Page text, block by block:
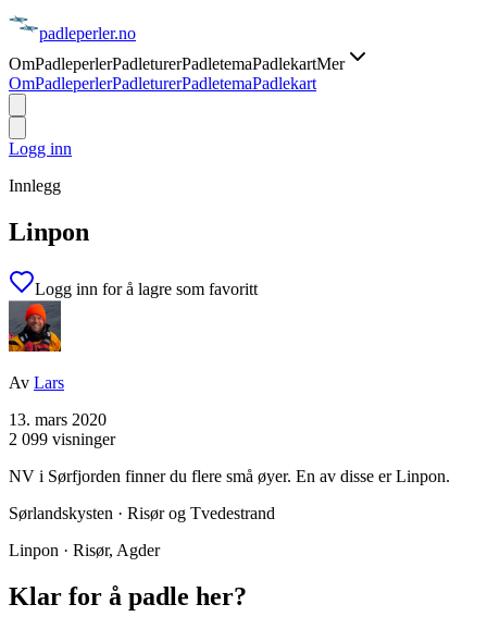
padleperler.no
OmPadleperlerPadleturerPadletemaPadlekartMer
OmPadleperlerPadleturerPadletemaPadlekart
Logg inn
Innlegg
Linpon
Logg inn for å lagre som favoritt
Av Lars
13. mars 2020
2 099 visninger
NV i Sørfjorden finner du flere små øyer. En av disse er Linpon.
Sørlandskysten · Risør og Tvedestrand
Linpon · Risør, Agder
Klar for å padle her?